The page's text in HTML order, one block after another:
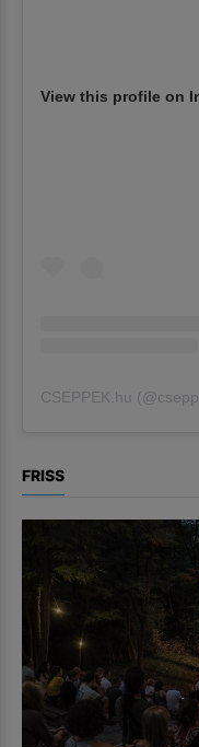
View this profile on
CSEPPEK.hu (@
FRISS